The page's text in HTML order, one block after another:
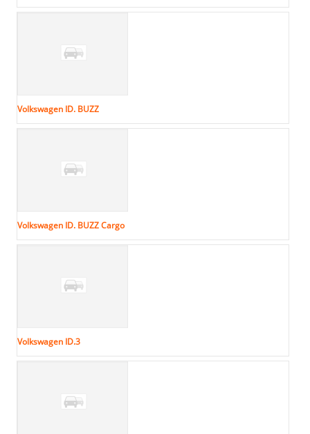
Volkswagen ID. BUZZ
Volkswagen ID. BUZZ Cargo
Volkswagen ID.3